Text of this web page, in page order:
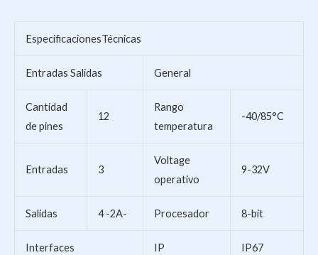
EspecificacionesTécnicas
Entradas Salidas General
Cantidad
de pines
12
Rango
temperatura
-40/85°C
Entradas 3
Voltage
operativo
9-32V
Salidas 4 -2A- Procesador 8-bit
Interfaces IP IP67